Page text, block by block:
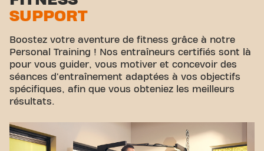
Cyclisme virtuel
Visite guidée
SUPPORT
Boostez votre aventure de fitness grâce à notre
Personal Training ! Nos entraîneurs certifiés sont là
pour vous guider, vous motiver et concevoir des
séances d'entraînement adaptées à vos objectifs
spécifiques, afin que vous obteniez les meilleurs
résultats.